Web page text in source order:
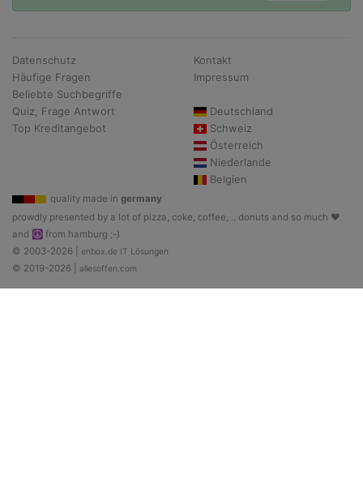
Datenschutz
Häufige Fragen
Beliebte Suchbegriffe
Quiz, Frage Antwort
Top Kreditangebot
Kontakt
Impressum
Deutschland
Schweiz
Österreich
Niederlande
Belgien
quality made in germany
prowdly presented by a lot of pizza, coke, coffee, .. donuts and so much ♥
and ☮ from hamburg ;-)
© 2003-2026 | enbox.de IT Lösungen
© 2019-2026 | allesoffen.com